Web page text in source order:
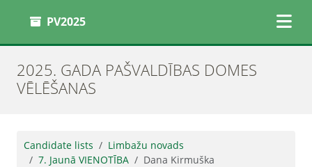
PV2025
2025. GADA PAŠVALDĪBAS DOMES
VĒLĒŠANAS
Candidate lists
Limbažu novads
7. Jaunā VIENOTĪBA
Dana Kirmuška